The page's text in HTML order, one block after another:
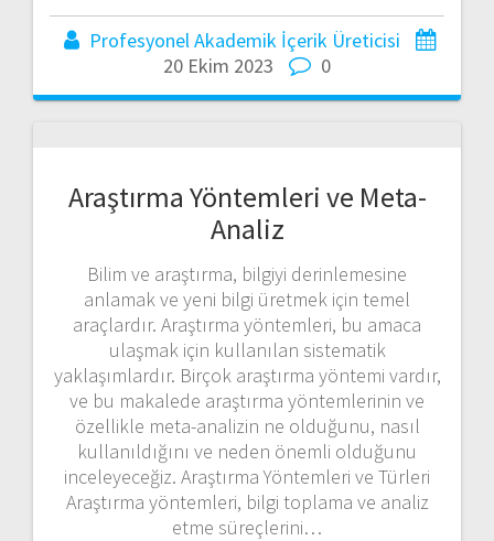
Profesyonel Akademik İçerik Üreticisi
20 Ekim 2023
0
Araştırma Yöntemleri ve Meta-
Analiz
Bilim ve araştırma, bilgiyi derinlemesine
anlamak ve yeni bilgi üretmek için temel
araçlardır. Araştırma yöntemleri, bu amaca
ulaşmak için kullanılan sistematik
yaklaşımlardır. Birçok araştırma yöntemi vardır,
ve bu makalede araştırma yöntemlerinin ve
özellikle meta-analizin ne olduğunu, nasıl
kullanıldığını ve neden önemli olduğunu
inceleyeceğiz. Araştırma Yöntemleri ve Türleri
Araştırma yöntemleri, bilgi toplama ve analiz
etme süreçlerini…